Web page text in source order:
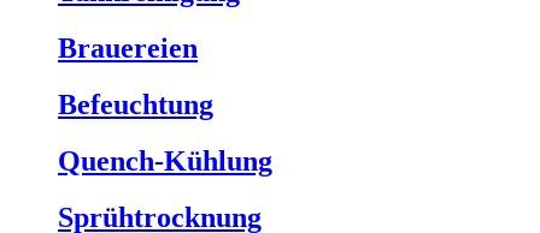
Brauereien
Befeuchtung
Quench-Kühlung
Sprühtrocknung